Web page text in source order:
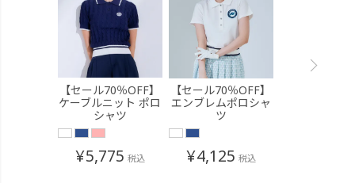
【セール70％OFF】
ケーブルニット ポロ
シャツ
¥5,775 税込
【セール70％OFF】
エンブレムポロシャ
ツ
¥4,125 税込